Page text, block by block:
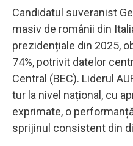
Candidatul suveranist
masiv de românii din
prezidențiale din 2025,
74%, potrivit datelor
Central (BEC). Liderul
tur la nivel național, cu
exprimate, o
sprijinul consistent din